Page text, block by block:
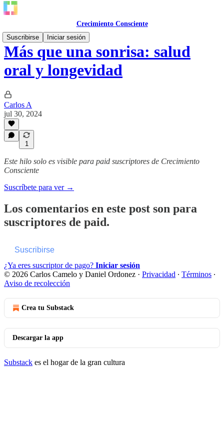
Crecimiento Consciente
Suscribirse
Iniciar sesión
Más que una sonrisa: salud
oral y longevidad
Carlos A
jul 30, 2024
1
Este hilo solo es visible para paid suscriptores de Crecimiento
Consciente
Suscríbete para ver →
Los comentarios en este post son para
suscriptores de paid.
Suscribirse
¿Ya eres suscriptor de pago? Iniciar sesión
© 2026 Carlos Camelo y Daniel Ordonez · Privacidad ∙ Términos ∙
Aviso de recolección
Crea tu Substack
Descargar la app
Substack es el hogar de la gran cultura